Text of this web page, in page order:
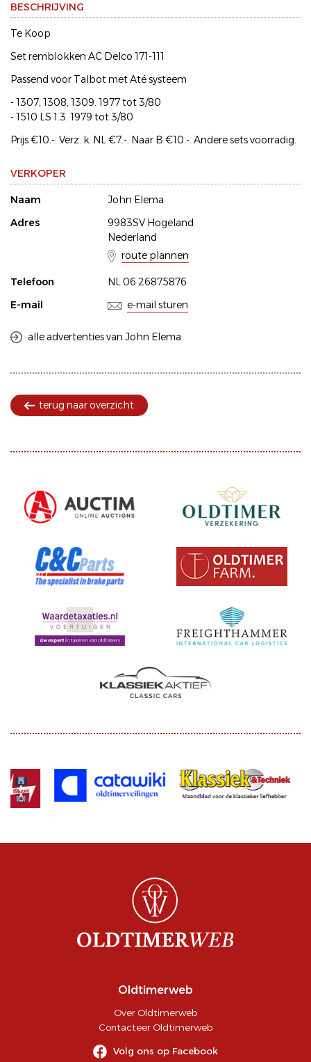
BESCHRIJVING
Te Koop
Set remblokken AC Delco 171-111
Passend voor Talbot met Até systeem
- 1307, 1308, 1309. 1977 tot 3/80
- 1510 LS 1.3. 1979 tot 3/80
Prijs €10.-. Verz. k. NL €7.-. Naar B €10.-. Andere sets voorradig.
VERKOPER
Naam
John Elema
Adres
9983SV Hogeland
Nederland
route plannen
Telefoon
NL 06 26875876
E-mail
e-mail sturen
alle advertenties van John Elema
terug naar overzicht
Oldtimerweb
Over Oldtimerweb
Contacteer Oldtimerweb
Volg ons op Facebook